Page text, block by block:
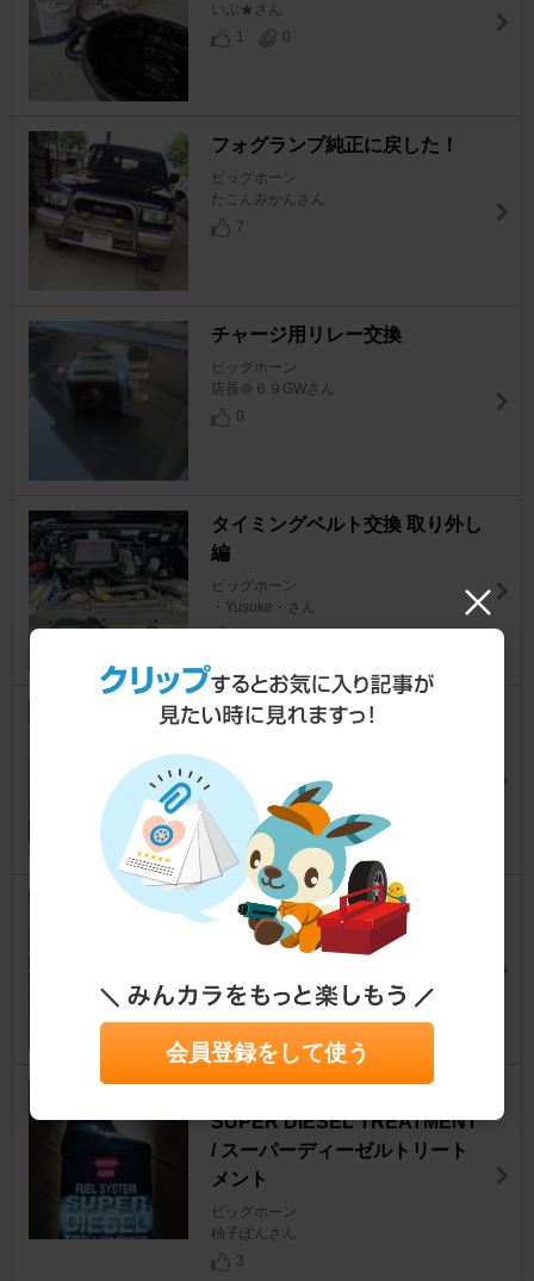
いぶ★さん
1
0
フォグランプ純正に戻した！
ビッグホーン
たこんみかんさん
7
チャージ用リレー交換
ビッグホーン
店長＠６９GWさん
0
タイミングベルト交換 取り外し
編
ビッグホーン
・Yusuke・さん
パワステホース交換
shintaro☆さん
BF Goodrich MT 255 85R
16
abo仙台さん
SUPER DIESEL TREATMENT
/ スーパーディーゼルトリート
メント
ビッグホーン
柚子ぽんさん
3
会員登録をして使う